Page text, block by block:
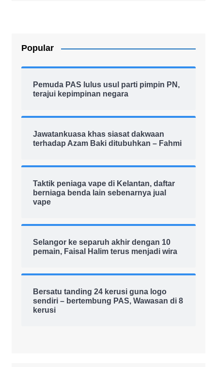
Popular
Pemuda PAS lulus usul parti pimpin PN,
terajui kepimpinan negara
Jawatankuasa khas siasat dakwaan
terhadap Azam Baki ditubuhkan – Fahmi
Taktik peniaga vape di Kelantan, daftar
berniaga benda lain sebenarnya jual
vape
Selangor ke separuh akhir dengan 10
pemain, Faisal Halim terus menjadi wira
Bersatu tanding 24 kerusi guna logo
sendiri – bertembung PAS, Wawasan di 8
kerusi